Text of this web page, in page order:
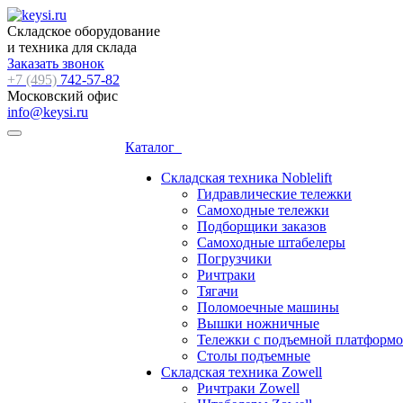
Складское оборудование
и техника для склада
Заказать звонок
+7 (495) 742-57-82
Московский офис
info@keysi.ru
Каталог
Складская техника Noblelift
Гидравлические тележки
Самоходные тележки
Подборщики заказов
Самоходные штабелеры
Погрузчики
Ричтраки
Тягачи
Поломоечные машины
Вышки ножничные
Тележки с подъемной
Столы подъемные
Складская техника Zowell
Ричтраки Zowell